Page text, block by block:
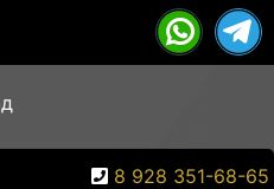
8 928 351-68-65